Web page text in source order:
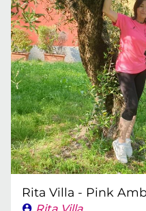
Rita Villa - Pink